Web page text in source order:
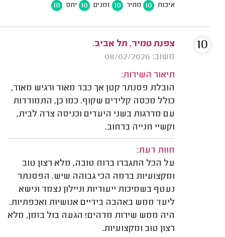
איכות 10 מחיר 10 זמנים 10 יחס 10
צפנת טמיר, תל אביב.
משוב: 08/02/2026
תיאור השירות:
הובלת פסנתר קטן אך כבד מאוד ורגיש מאוד,
כולל מכסה קלידים שקוף. כמו כן, התמודדות
עם מדרגות בשני היעדים וכניסה צרה לבית,
וקשיי חנייה ברחוב.
חוות דעת:
על הכל התגברו ברוח טובה, מלא רצון טוב
ומקצועיות ברמה הכי גבוהה שיש. הפסנתר
נעטף בשמיכות ייעודיות וניילון נצמד ונישא
ליעד ממש באהבה בידיים אנושיות ואכפתיות.
היה ממש שירות מדהים! הגעה בול בזמן, מלא
רצון טוב ומקצועיות.
10